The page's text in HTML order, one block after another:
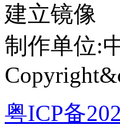
建立镜像
制作单位:
粤ICP备